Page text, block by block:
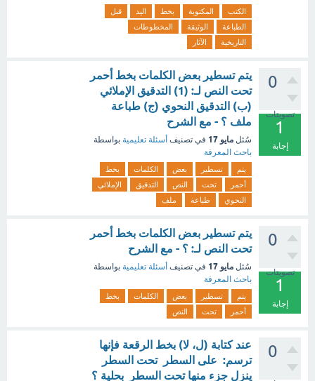
الكتب المكتوبة بخط اليد
قبل
الطباعة
الوثيقة
المخطوطات
التاريخية
الآثار
0
تصويتات
1
إجابة
يتم تسطير بعض الكلمات بخط أحمر
تحت النص لـ: (1) التدقيق الإملائي
(ب) التدقيق النحوي (ج) طباعة
ملف ؟ - مع الشرح
سُئل مايو 17 في تصنيف أسئلة تعليمية بواسطة
باحث المعرفة
يتم تسطير بعض الكلمات
بخط
أحمر
تحت النص التدقيق
الإملائي
النحوي
طباعة ملف
0
تصويتات
1
إجابة
يتم تسطير بعض الكلمات بخط أحمر
تحت النص لـ: ؟ - مع الشرح
سُئل مايو 17 في تصنيف أسئلة تعليمية بواسطة
باحث المعرفة
يتم تسطير بعض الكلمات
بخط
أحمر
تحت النص
0
عند كتابة (ل، لا) بخط الرقعة فإنها
ترسم: على السطر تحت السطر
ينزل جزء منها تحت السطر بحلية ؟